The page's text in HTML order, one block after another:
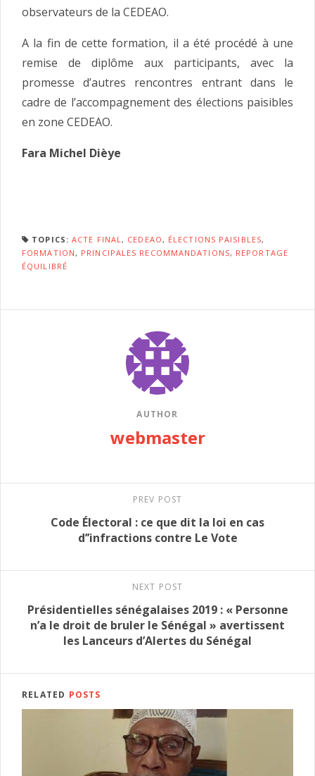
observateurs de la CEDEAO.
A la fin de cette formation, il a été procédé à une
remise de diplôme aux participants, avec la
promesse d’autres rencontres entrant dans le
cadre de l’accompagnement des élections paisibles
en zone CEDEAO.
Fara Michel Dièye
TOPICS: ACTE FINAL, CEDEAO, ÉLECTIONS PAISIBLES,
FORMATION, PRINCIPALES RECOMMANDATIONS, REPORTAGE
ÉQUILIBRÉ
AUTHOR
webmaster
PREV POST
Code Électoral : ce que dit la loi en cas
d’’infractions contre Le Vote
NEXT POST
Présidentielles sénégalaises 2019 : « Personne
n’a le droit de bruler le Sénégal » avertissent
les Lanceurs d’Alertes du Sénégal
RELATED POSTS